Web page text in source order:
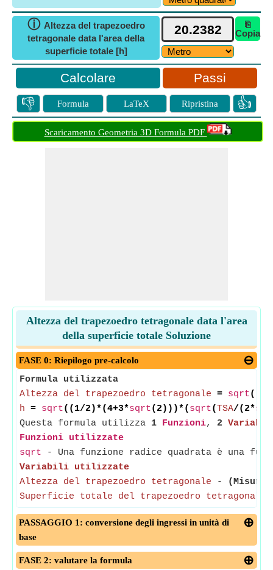
ⓘ Altezza del trapezoedro
tetragonale data l'area della
superficie totale [h]
⎘
Copia
Passi
👎 Formula LaTeX Ripristina 👍
Scaricamento Geometria 3D Formula PDF
Altezza del trapezoedro tetragonale data l'area
della superficie totale Soluzione
FASE 0: Riepilogo pre-calcolo
Formula utilizzata
Altezza del trapezoedro tetragonale = sqrt((1/
h = sqrt((1/2)*(4+3*sqrt(2)))*( sqrt(TSA/(2*
Questa formula utilizza 1 Funzioni, 2
Funzioni utilizzate
sqrt - Una funzione radice quadrata è una
Variabili utilizzate
Altezza del trapezoedro tetragonale -
Superficie totale del trapezoedro tetragonale
PASSAGGIO 1: conversione degli ingressi in unità di
base
FASE 2: valutare la formula